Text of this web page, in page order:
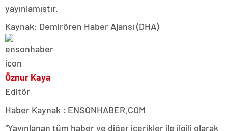
yayınlamıştır.
Kaynak: Demirören Haber Ajansı (DHA)
Öznur Kaya
Editör
Haber Kaynak : ENSONHABER.COM
“Yayınlanan tüm haber ve diğer içerikler ile ilgili olarak